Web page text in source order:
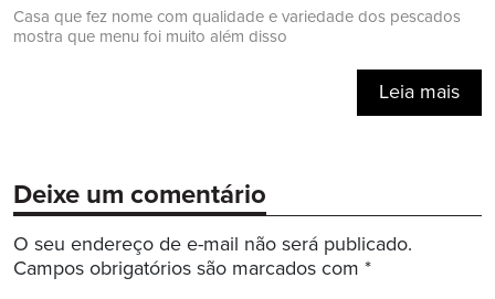
Casa que fez nome com qualidade e variedade dos pescados
mostra que menu foi muito além disso
Leia mais
Deixe um comentário
O seu endereço de e-mail não será publicado.
Campos obrigatórios são marcados com *